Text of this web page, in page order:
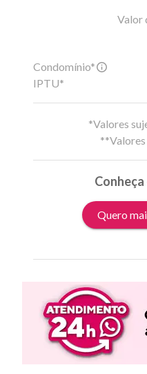
Valor
Condomínio*
IPTU*
*Valores
Quero